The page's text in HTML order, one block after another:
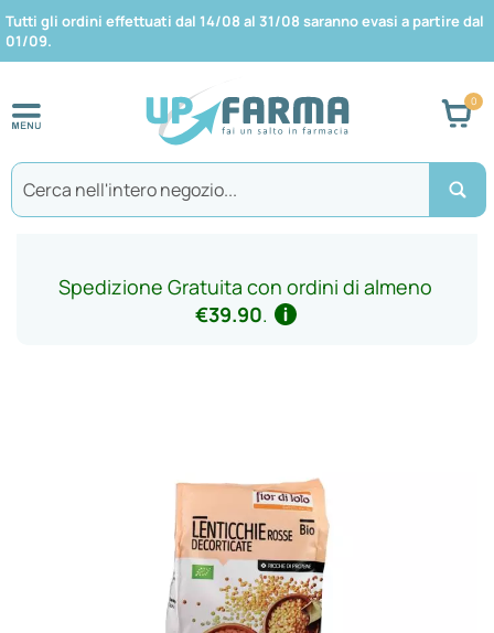
Tutti gli ordini effettuati dal 14/08 al 31/08 saranno evasi a partire dal
01/09.
Spedizione Gratuita con ordini di almeno
€39.90.